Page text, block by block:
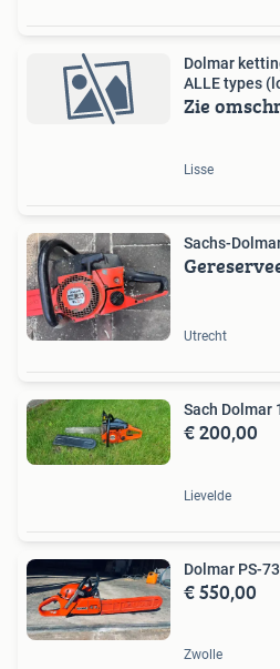
Dolmar
ALLE types
Zie
Lisse
Sachs-
Utrecht
Sach Dolmar
€ 200,00
Lievelde
Dolmar PS-
€ 550,00
Zwolle